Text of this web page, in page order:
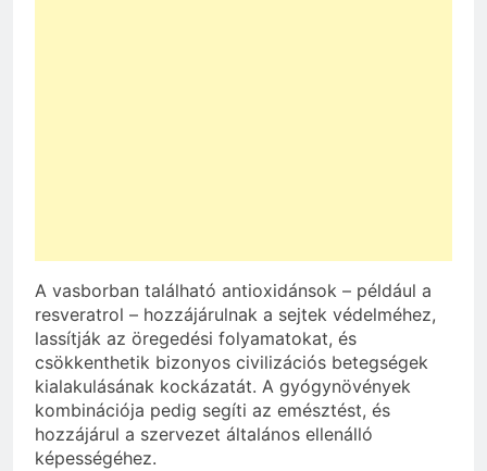
A vasborban található antioxidánsok – például a
resveratrol – hozzájárulnak a sejtek védelméhez,
lassítják az öregedési folyamatokat, és
csökkenthetik bizonyos civilizációs betegségek
kialakulásának kockázatát. A gyógynövények
kombinációja pedig segíti az emésztést, és
hozzájárul a szervezet általános ellenálló
képességéhez.